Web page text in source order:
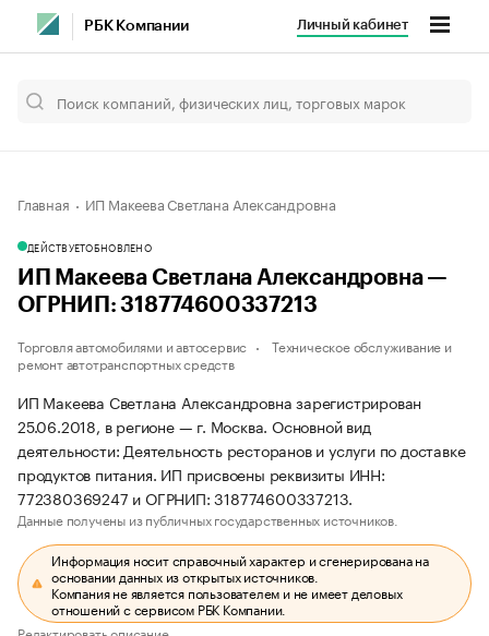
РБК Компании Личный кабинет
Главная ИП Макеева Светлана Александровна
ДЕЙСТВУЕТОБНОВЛЕНО
ИП Макеева Светлана Александровна —
ОГРНИП: 318774600337213
Торговля автомобилями и автосервис
Техническое обслуживание и
ремонт автотранспортных средств
ИП Макеева Светлана Александровна зарегистрирован
25.06.2018, в регионе — г. Москва. Основной вид
деятельности: Деятельность ресторанов и услуги по доставке
продуктов питания. ИП присвоены реквизиты ИНН:
772380369247 и ОГРНИП: 318774600337213.
Данные получены из публичных государственных источников.
Информация носит справочный характер и сгенерирована на
основании данных из открытых источников.
Компания не является пользователем и не имеет деловых
отношений с сервисом РБК Компании.